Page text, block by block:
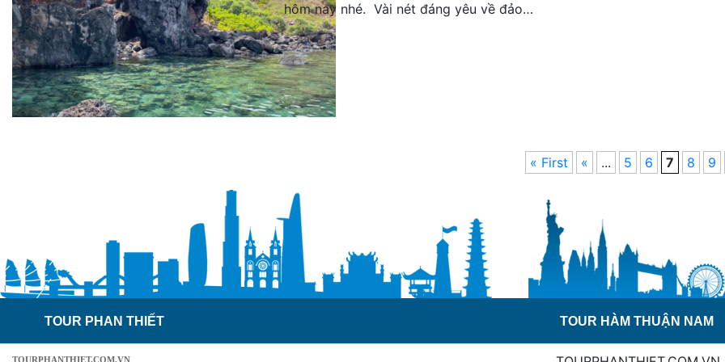
hôm nay nhé. Vài nét đáng yêu về đảo…
« First « ... 5 6 7 8 9
TOUR PHAN THIẾT TOUR HÀM THUẬN NAM
TOURPHANTHIET.COM.VN